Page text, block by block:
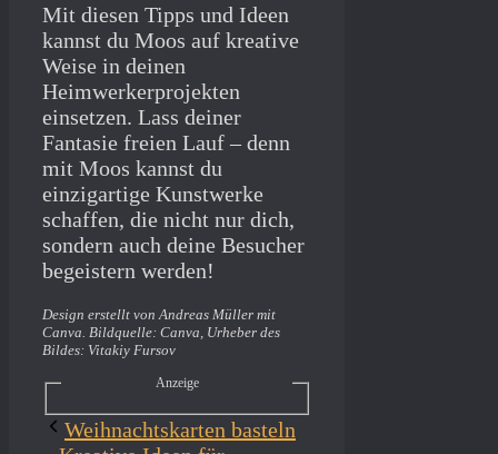
Mit diesen Tipps und Ideen
kannst du Moos auf kreative
Weise in deinen
Heimwerkerprojekten
einsetzen. Lass deiner
Fantasie freien Lauf – denn
mit Moos kannst du
einzigartige Kunstwerke
schaffen, die nicht nur dich,
sondern auch deine Besucher
begeistern werden!
Design erstellt von Andreas Müller mit
Canva. Bildquelle: Canva, Urheber des
Bildes: Vitakiy Fursov
Anzeige
Weihnachtskarten basteln